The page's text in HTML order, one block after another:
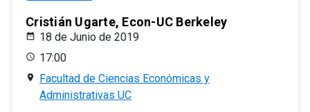
Cristián Ugarte, Econ-UC Berkeley
18 de Junio de 2019
17:00
Facultad de Ciencias Económicas y
Administrativas UC